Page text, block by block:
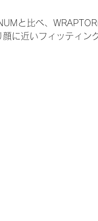
と比べ、
に近いフィッティン